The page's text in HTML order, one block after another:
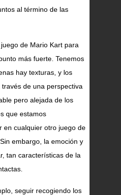
al término de las
de Mario Kart para
más fuerte. Tenemos
hay texturas, y los
de una perspectiva
pero alejada de los
que estamos
en cualquier otro juego de
embargo, la emoción y
tan características de la
seguir recogiendo los